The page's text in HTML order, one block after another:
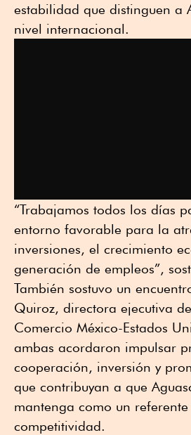
estabilidad que distinguen a
nivel internacional.
“Trabajamos todos los días
entorno favorable para la
inversiones, el crecimiento
generación de empleos”,
También sostuvo un
Quiroz, directora ejecutiva
Comercio México-Estados
ambas acordaron impulsar
cooperación, inversión y
que contribuyan a que
mantenga como un
competitividad.